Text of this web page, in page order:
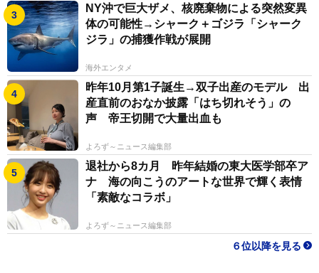
NY沖で巨大ザメ、核廃棄物による突然変異
体の可能性→シャーク＋ゴジラ「シャーク
ジラ」の捕獲作戦が展開
海外エンタメ
昨年10月第1子誕生→双子出産のモデル 出
産直前のおなか披露「はち切れそう」の
声 帝王切開で大量出血も
よろず～ニュース編集部
退社から8カ月 昨年結婚の東大医学部卒ア
ナ 海の向こうのアートな世界で輝く表情
「素敵なコラボ」
よろず～ニュース編集部
６位以降を見る